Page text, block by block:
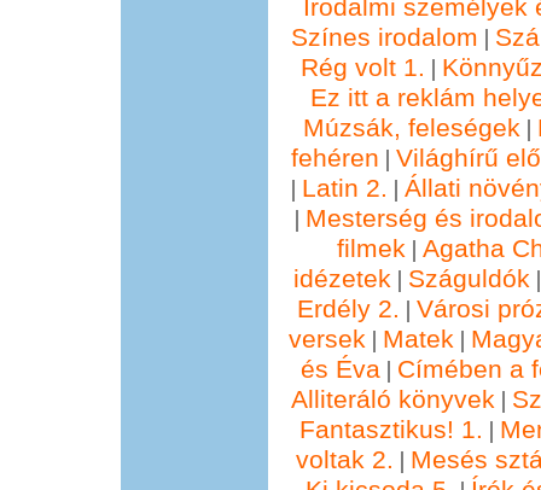
Irodalmi személyek
Színes irodalom |
Rég volt 1. |
Ez itt a reklám
Múzsák, feleségek |
fehéren | Világhírű
| Latin 2. | Állati
| Mesterség és
filmek | Agatha
idézetek | Száguldók
Erdély 2. | Városi
versek | Matek |
és Éva | Címében a
Alliteráló könyvek |
Fantasztikus! 1. |
voltak 2. | Mesés